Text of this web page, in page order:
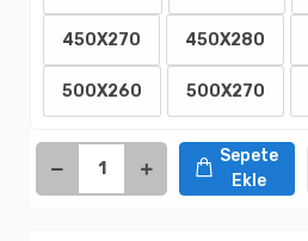
450X270 450X280
500X260 500X270
Sepete
Ekle